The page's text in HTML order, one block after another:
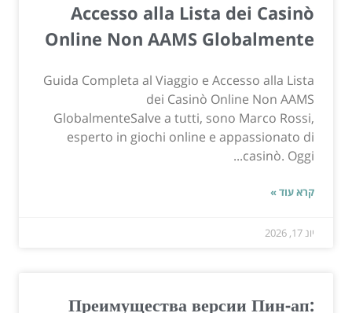
Accesso alla Lista dei Casinò
Online Non AAMS Globalmente
Guida Completa al Viaggio e Accesso alla Lista
dei Casinò Online Non AAMS
GlobalmenteSalve a tutti, sono Marco Rossi,
esperto in giochi online e appassionato di
casinò. Oggi...
קרא עוד »
יונ 17, 2026
Преимущества версии Пин-ап: